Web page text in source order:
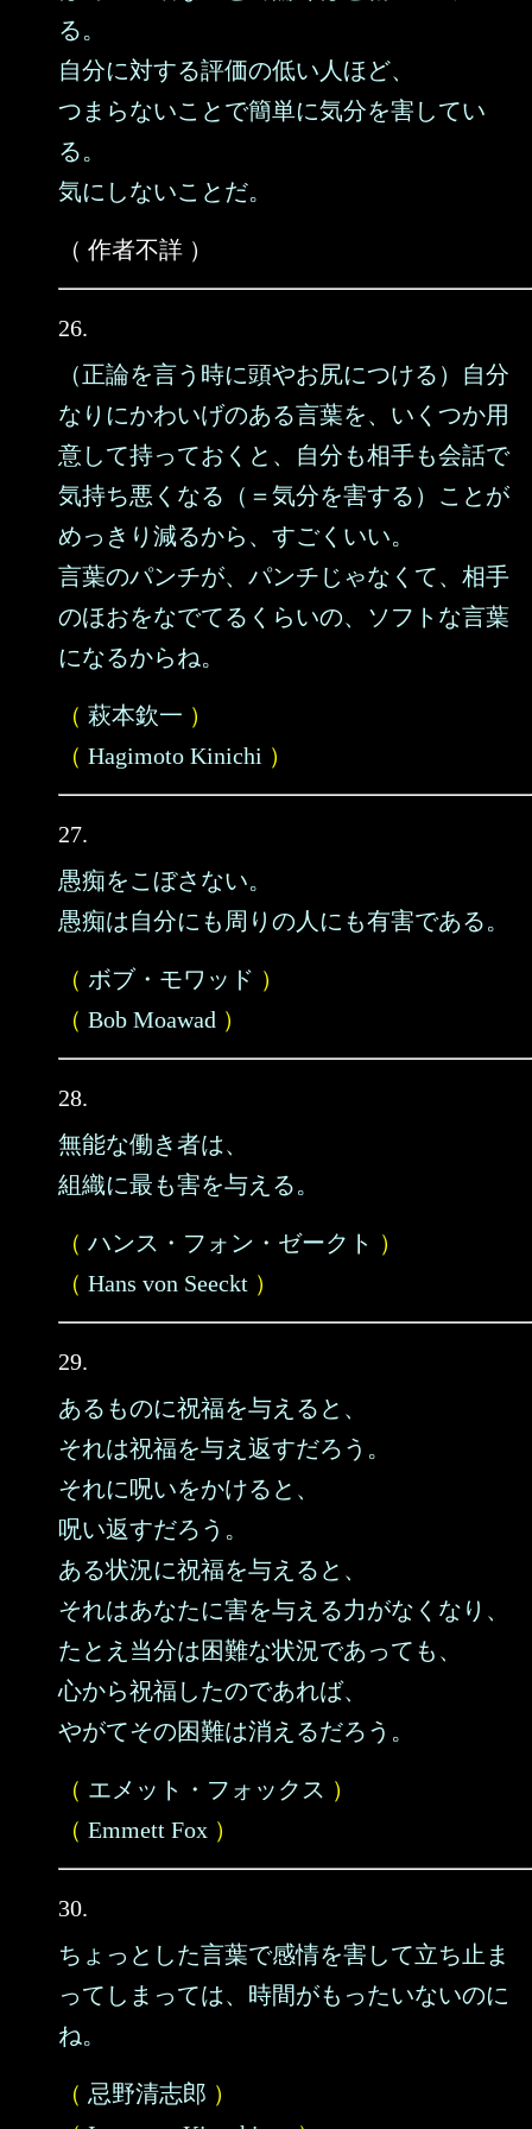
る。
自分に対する評価の低い人ほど、
つまらないことで簡単に気分を害してい
る。
気にしないことだ。
（ 作者不詳 ）
26.
（正論を言う時に頭やお尻につける）自分
なりにかわいげのある言葉を、いくつか用
意して持っておくと、自分も相手も会話で
気持ち悪くなる（＝気分を害する）ことが
めっきり減るから、すごくいい。
言葉のパンチが、パンチじゃなくて、相手
のほおをなでてるくらいの、ソフトな言葉
になるからね。
（ 萩本欽一 ）
（ Hagimoto Kinichi ）
27.
愚痴をこぼさない。
愚痴は自分にも周りの人にも有害である。
（ ボブ・モワッド ）
（ Bob Moawad ）
28.
無能な働き者は、
組織に最も害を与える。
（ ハンス・フォン・ゼークト ）
（ Hans von Seeckt ）
29.
あるものに祝福を与えると、
それは祝福を与え返すだろう。
それに呪いをかけると、
呪い返すだろう。
ある状況に祝福を与えると、
それはあなたに害を与える力がなくなり、
たとえ当分は困難な状況であっても、
心から祝福したのであれば、
やがてその困難は消えるだろう。
（ エメット・フォックス ）
（ Emmett Fox ）
30.
ちょっとした言葉で感情を害して立ち止ま
ってしまっては、時間がもったいないのに
ね。
（ 忌野清志郎 ）